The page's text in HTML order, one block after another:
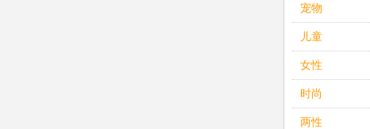
宠物
儿童
女性
时尚
两性